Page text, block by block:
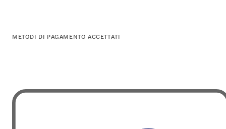
METODI DI PAGAMENTO ACCETTATI